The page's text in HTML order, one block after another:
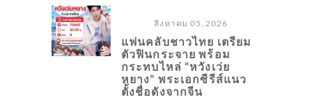
สิงหาคม 05, 2026
แฟนคลับชาวไทย เตรียม
ตัวฟินกระจาย พร้อม
กระทบไหล่ “หวังเว่ย
หยาง” พระเอกซีรีส์แนว
ตั้งชื่อดังจากจีน